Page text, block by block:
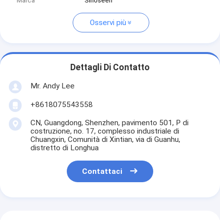
Osservi più
Dettagli Di Contatto
Mr. Andy Lee
+8618075543558
CN, Guangdong, Shenzhen, pavimento 501, P di
costruzione, no. 17, complesso industriale di
Chuangxin, Comunità di Xintian, via di Guanhu,
distretto di Longhua
Contattaci